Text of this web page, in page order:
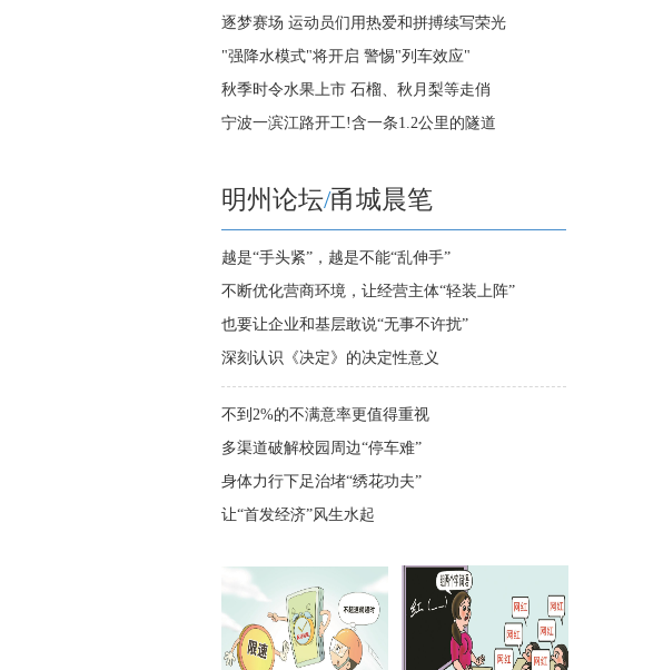
逐梦赛场 运动员们用热爱和拼搏续写荣光
"强降水模式"将开启 警惕"列车效应"
秋季时令水果上市 石榴、秋月梨等走俏
宁波一滨江路开工!含一条1.2公里的隧道
明州论坛/甬城晨笔
越是“手头紧”，越是不能“乱伸手”
不断优化营商环境，让经营主体“轻装上阵”
也要让企业和基层敢说“无事不许扰”
深刻认识《决定》的决定性意义
不到2%的不满意率更值得重视
多渠道破解校园周边“停车难”
身体力行下足治堵“绣花功夫”
让“首发经济”风生水起